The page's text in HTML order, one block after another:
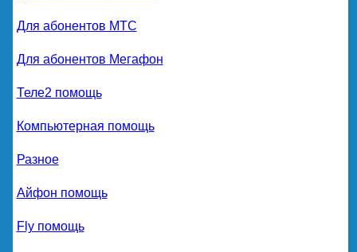
Для абонентов МТС
Для абонентов Мегафон
Теле2 помощь
Компьютерная помощь
Разное
Айфон помощь
Fly помощь